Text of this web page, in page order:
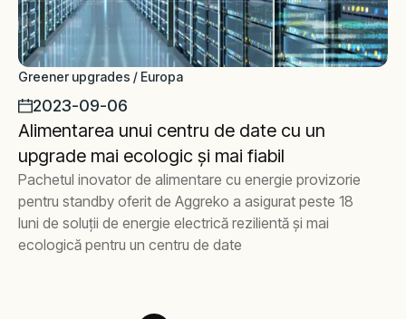
Greener upgrades / Europa
2023-09-06
Alimentarea unui centru de date cu un
upgrade mai ecologic și mai fiabil
Pachetul inovator de alimentare cu energie provizorie
pentru standby oferit de Aggreko a asigurat peste 18
luni de soluții de energie electrică rezilientă și mai
ecologică pentru un centru de date